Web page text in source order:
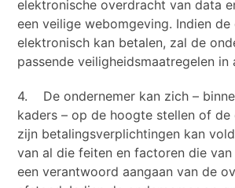
elektronische overdracht van data
een veilige webomgeving. Indien de
elektronisch kan betalen, zal de
passende veiligheidsmaatregelen in
4. De ondernemer kan zich –
kaders – op de hoogte stellen of de
zijn betalingsverplichtingen kan
van al die feiten en factoren die
een verantwoord aangaan van de